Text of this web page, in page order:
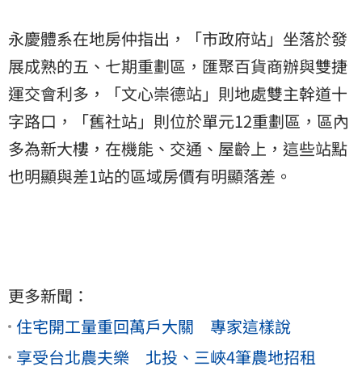
永慶體系在地房仲指出，「市政府站」坐落於發
展成熟的五、七期重劃區，匯聚百貨商辦與雙捷
運交會利多，「文心崇德站」則地處雙主幹道十
字路口，「舊社站」則位於單元12重劃區，區內
多為新大樓，在機能、交通、屋齡上，這些站點
也明顯與差1站的區域房價有明顯落差。
更多新聞：
住宅開工量重回萬戶大關 專家這樣說
享受台北農夫樂 北投、三峽4筆農地招租